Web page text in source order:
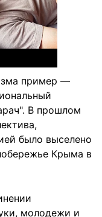
пример —
В прошлом
было выселено
Крыма в
молодежи и